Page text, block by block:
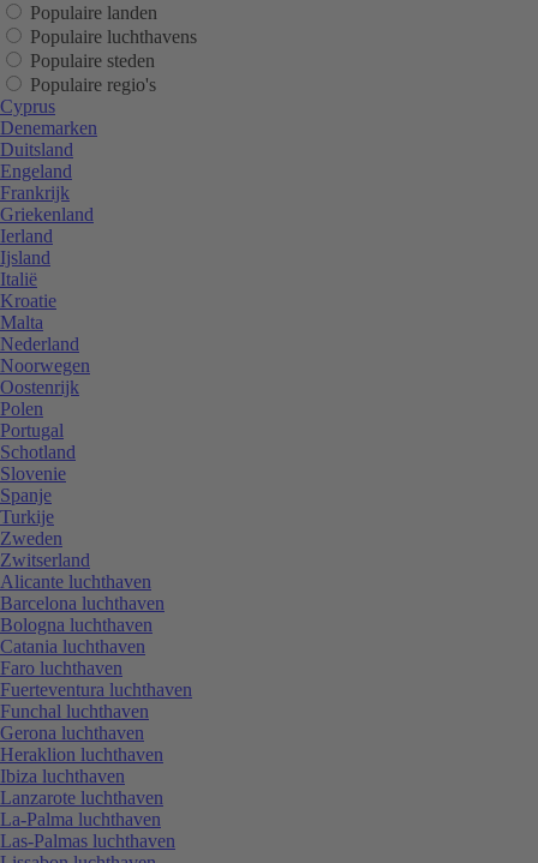
Populaire landen
Populaire luchthavens
Populaire steden
Populaire regio's
Cyprus
Denemarken
Duitsland
Engeland
Frankrijk
Griekenland
Ierland
Ijsland
Italië
Kroatie
Malta
Nederland
Noorwegen
Oostenrijk
Polen
Portugal
Schotland
Slovenie
Spanje
Turkije
Zweden
Zwitserland
Alicante luchthaven
Barcelona luchthaven
Bologna luchthaven
Catania luchthaven
Faro luchthaven
Fuerteventura luchthaven
Funchal luchthaven
Gerona luchthaven
Heraklion luchthaven
Ibiza luchthaven
Lanzarote luchthaven
La-Palma luchthaven
Las-Palmas luchthaven